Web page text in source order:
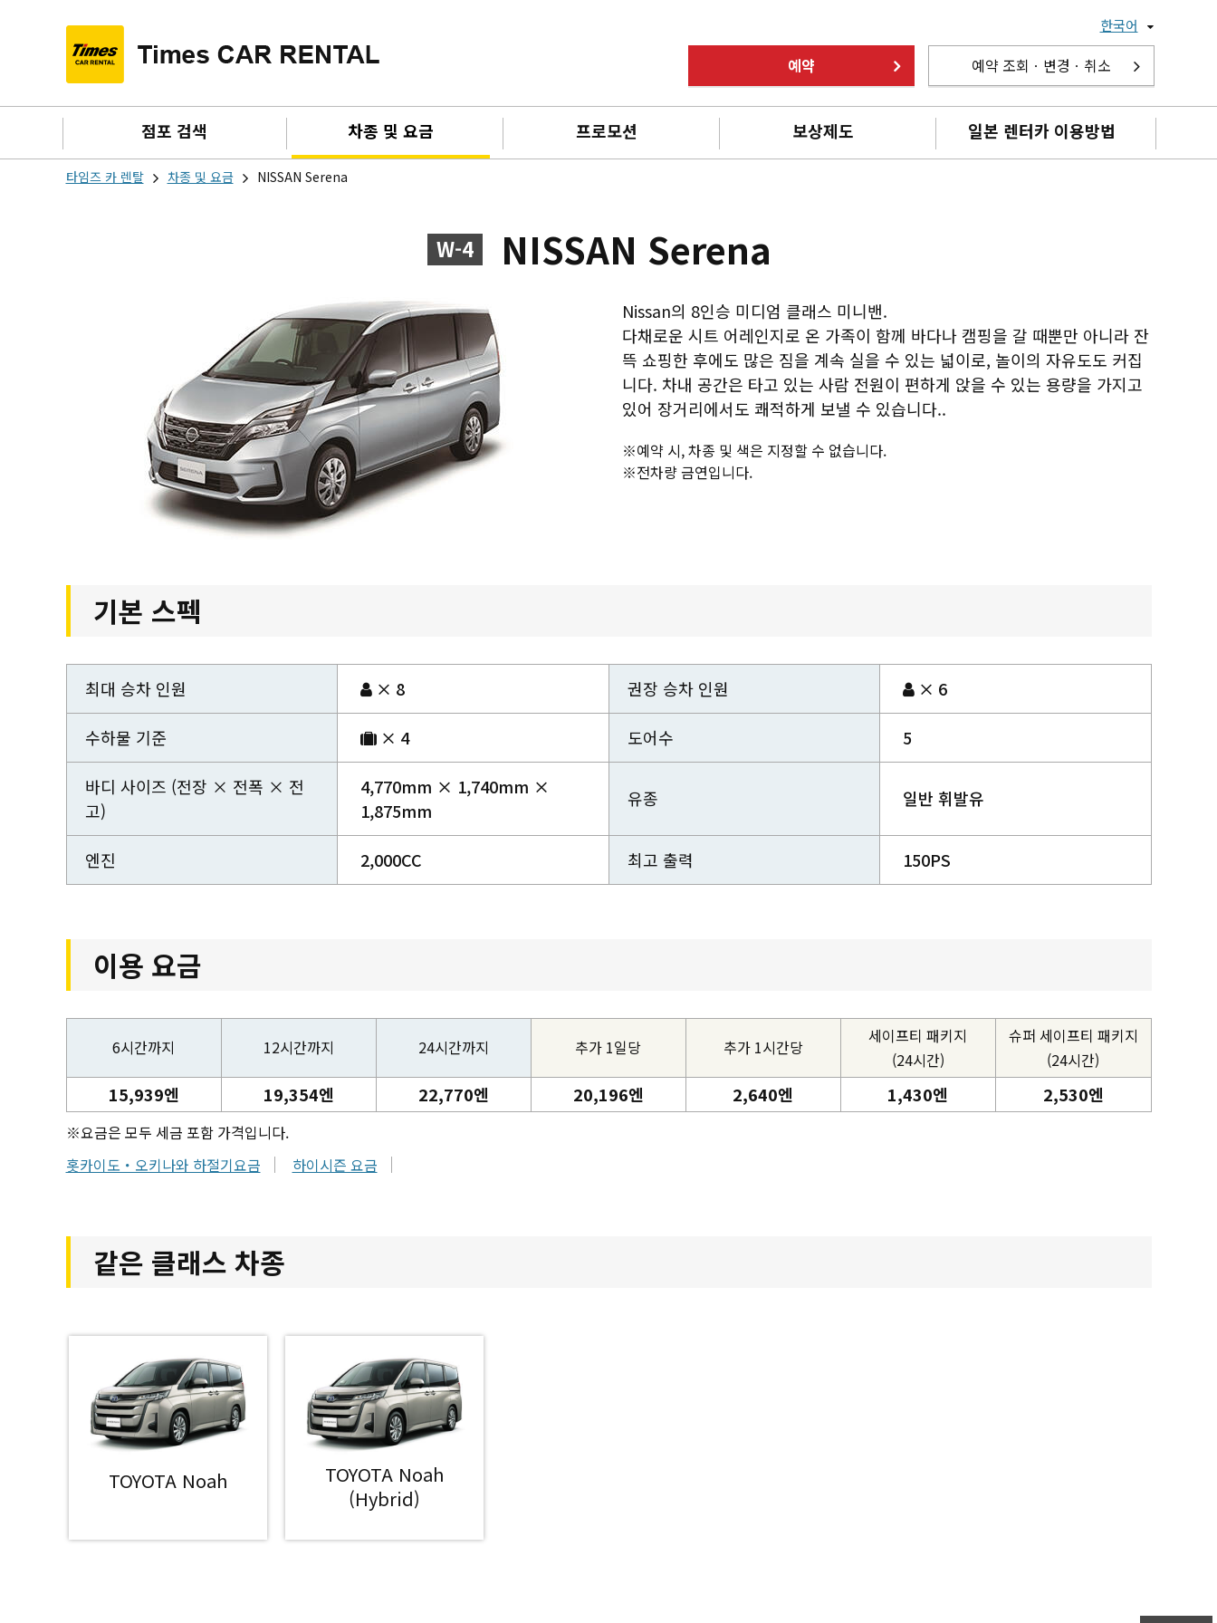
한국어
예약 예약 조회ㆍ변경ㆍ취소
점포 검색 차종 및 요금 프로모션 보상제도 일본 렌터카 이용방법
타임즈 카 렌탈 차종 및 요금 NISSAN Serena
W-4 NISSAN Serena
Nissan의 8인승 미디엄 클래스 미니밴.
다채로운 시트 어레인지로 온 가족이 함께 바다나 캠핑을 갈 때뿐만 아니라 잔
뜩 쇼핑한 후에도 많은 짐을 계속 실을 수 있는 넓이로, 놀이의 자유도도 커집
니다. 차내 공간은 타고 있는 사람 전원이 편하게 앉을 수 있는 용량을 가지고
있어 장거리에서도 쾌적하게 보낼 수 있습니다..
※예약 시, 차종 및 색은 지정할 수 없습니다.
※전차량 금연입니다.
기본 스펙
최대 승차 인원 × 8 권장 승차 인원 × 6
수하물 기준 × 4 도어수 5
바디 사이즈 (전장 × 전폭 × 전
고)
4,770mm × 1,740mm ×
1,875mm
유종 일반 휘발유
엔진 2,000CC 최고 출력 150PS
이용 요금
6시간까지 12시간까지 24시간까지 추가 1일당 추가 1시간당
세이프티 패키지
(24시간)
슈퍼 세이프티 패키지
(24시간)
15,939엔 19,354엔 22,770엔 20,196엔 2,640엔 1,430엔 2,530엔
※요금은 모두 세금 포함 가격입니다.
홋카이도・오키나와 하절기요금
하이시즌 요금
같은 클래스 차종
TOYOTA Noah
TOYOTA Noah
(Hybrid)